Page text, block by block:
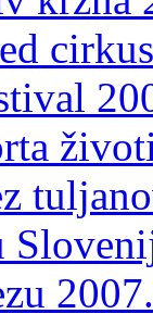
2007.